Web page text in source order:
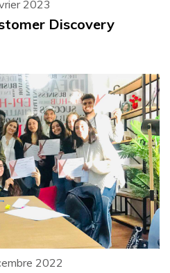
2023
Discovery
2022